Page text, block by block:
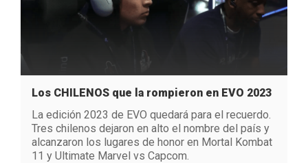
Los CHILENOS que la rompieron en EVO 2023
La edición 2023 de EVO quedará para el recuerdo.
Tres chilenos dejaron en alto el nombre del país y
alcanzaron los lugares de honor en Mortal Kombat
11 y Ultimate Marvel vs Capcom.